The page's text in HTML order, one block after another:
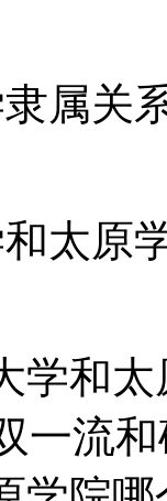
属关
太原
学和
一流